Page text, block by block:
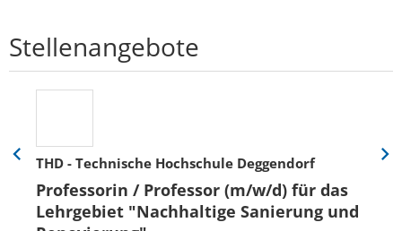
Stellenangebote
THD - Technische Hochschule Deggendorf
Professorin / Professor (m/w/d) für das
Lehrgebiet "Nachhaltige Sanierung und
Eine
zurück
Eine